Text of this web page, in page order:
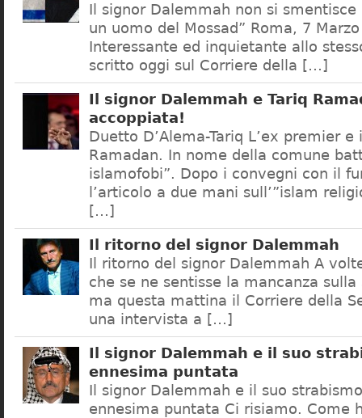
Il signor Dalemmah non si smentisce
un uomo del Mossad” Roma, 7
Interessante ed inquietante allo
scritto oggi sul Corriere della […]
Il signor Dalemmah e Tariq
accoppiata!
Duetto D’Alema-Tariq L’ex premier
Ramadan. In nome della comune
islamofobi”. Dopo i convegni con il
l’articolo a due mani sull’”islam
[…]
Il ritorno del signor Dalemmah
Il ritorno del signor Dalemmah A
che se ne sentisse la mancanza
ma questa mattina il Corriere della
una intervista a […]
Il signor Dalemmah e il suo
ennesima puntata
Il signor Dalemmah e il suo
ennesima puntata Ci risiamo. Come